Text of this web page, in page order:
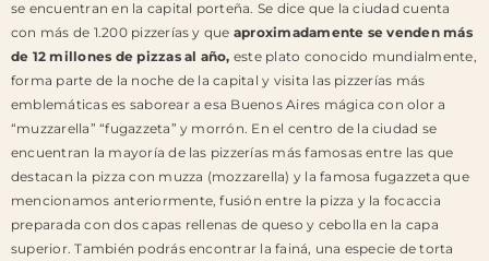
se encuentran en la capital porteña. Se dice que la ciudad cuenta
con más de 1.200 pizzerías y que aproximadamente se venden más
de 12 millones de pizzas al año, este plato conocido mundialmente,
forma parte de la noche de la capital y visita las pizzerías más
emblemáticas es saborear a esa Buenos Aires mágica con olor a
“muzzarella” “fugazzeta” y morrón. En el centro de la ciudad se
encuentran la mayoría de las pizzerías más famosas entre las que
destacan la pizza con muzza (mozzarella) y la famosa fugazzeta que
mencionamos anteriormente, fusión entre la pizza y la focaccia
preparada con dos capas rellenas de queso y cebolla en la capa
superior. También podrás encontrar la fainá, una especie de torta